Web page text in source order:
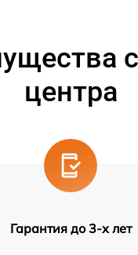
центра
Гарантия до 3-х лет